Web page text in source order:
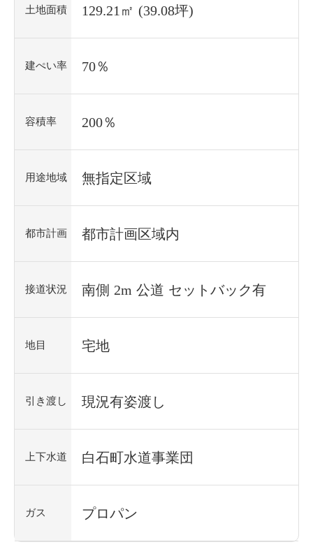
土地面積 129.21㎡ (39.08坪)
建ぺい率 70％
容積率 200％
用途地域 無指定区域
都市計画 都市計画区域内
接道状況 南側 2m 公道 セットバック有
地目 宅地
引き渡し 現況有姿渡し
上下水道 白石町水道事業団
ガス プロパン